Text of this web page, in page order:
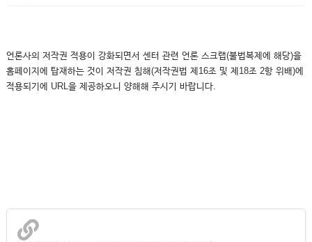
언론사의 저작권 적용이 강화되면서 센터 관련 언론 스크랩(불법복제에 해당)을
홈페이지에 탑재하는 것이 저작권 침해(저작권법 제16조 및 제18조 2항 위배)에
적용되기에 URL을 제공하오니 양해해 주시기 바랍니다.